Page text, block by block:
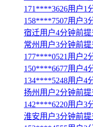
171****3626用户1
158****7507用户3
宿迁用户4分钟前
常州用户3分钟前
177****0521用户2
150****6677用户4
134****5248用户4
扬州用户2分钟前
142****6220用户3
淮安用户3分钟前